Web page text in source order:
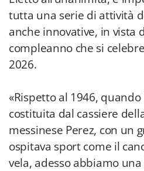
tutta una serie di attività
anche innovative, in vista
compleanno che si
2026.
«Rispetto al 1946,
costituita dal cassiere
messinese Perez, con un
ospitava sport come il
vela, adesso abbiamo